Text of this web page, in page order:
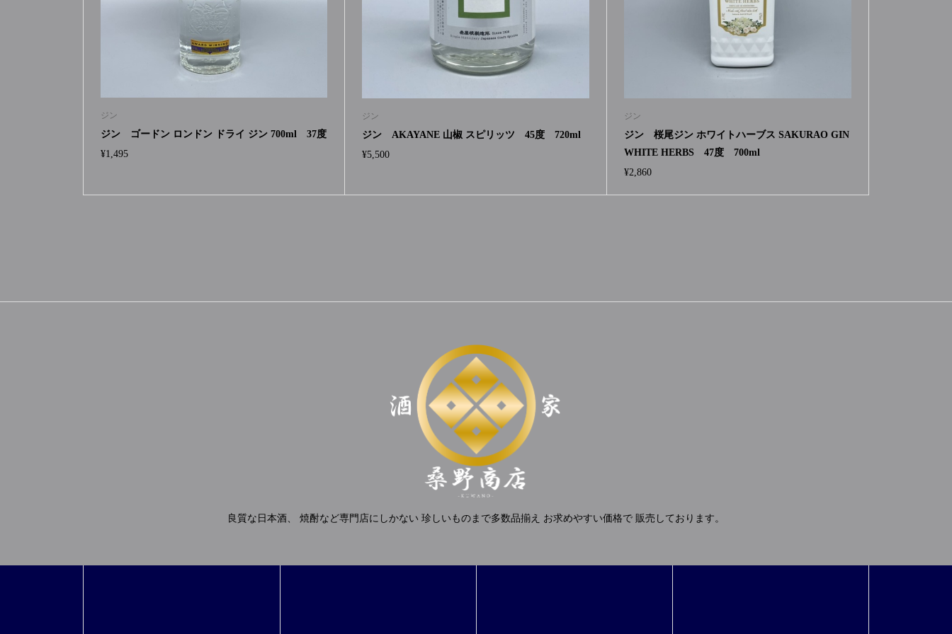
ジン
ジン ゴードン ロンドン ドライ ジン 700ml 37度
¥1,495
ジン
ジン AKAYANE 山椒 スピリッツ 45度 720ml
¥5,500
ジン
ジン 桜尾ジン ホワイトハーブス SAKURAO GIN
WHITE HERBS 47度 700ml
¥2,860
良質な日本酒、 焼酎など専門店にしかない 珍しいものまで多数品揃え お求めやすい価格で 販売しております。